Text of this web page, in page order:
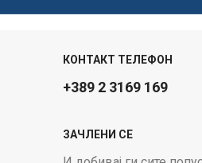
КОНТАКТ ТЕЛЕФОН
+389 2 3169 169
ЗАЧЛЕНИ СЕ